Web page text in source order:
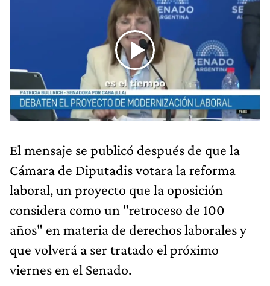
El mensaje se publicó después de que la
Cámara de Diputadis votara la reforma
laboral, un proyecto que la oposición
considera como un "retroceso de 100
años" en materia de derechos laborales y
que volverá a ser tratado el próximo
viernes en el Senado.